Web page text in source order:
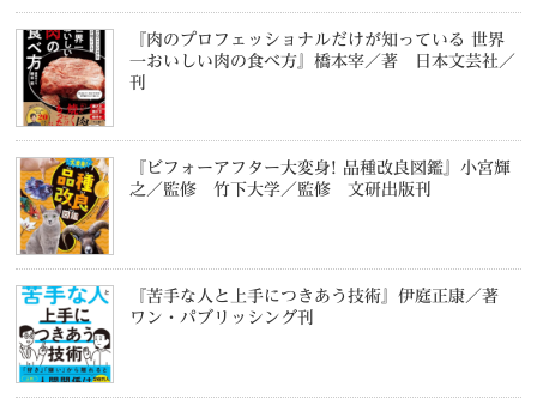
『肉のプロフェッショナルだけが知っている 世界
一おいしい肉の食べ方』橋本宰／著 日本文芸社／
刊
『ビフォーアフター大変身! 品種改良図鑑』小宮輝
之／監修 竹下大学／監修 文研出版刊
『苦手な人と上手につきあう技術』伊庭正康／著
ワン・パブリッシング刊